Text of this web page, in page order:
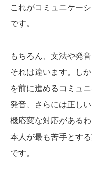
これがコミュニケー
です。
もちろん、文法や発
それは違います。し
を前に進めるコミュ
発音、さらには正し
機応変な対応がある
本人が最も苦手とす
です。